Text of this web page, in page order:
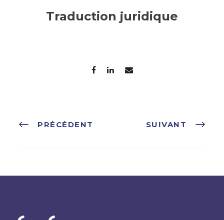
Traduction juridique
PRÉCÉDENT SUIVANT